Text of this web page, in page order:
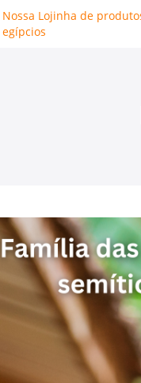
Nossa Lojinha de
egípcios